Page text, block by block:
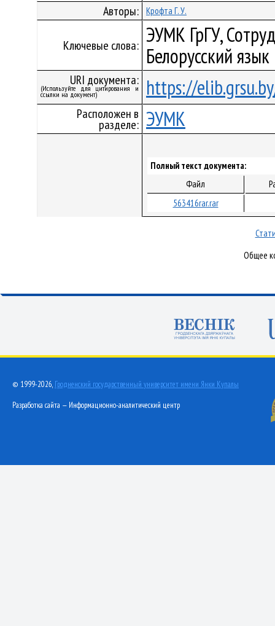
Авторы: Крофта Г. У.
Ключевые слова: ЭУМК ГрГУ,
Белорусский язык
URI документа:
(Используйте для цитирования и
ссылки на документ) https://
Расположен в
разделе: ЭУМК
Полный текст документа:
Файл
563416rar.rar
Общее
© 1999-2026, Гродненский государственный университет имени Янки Купалы
Разработка сайта — Информационно-аналитический центр